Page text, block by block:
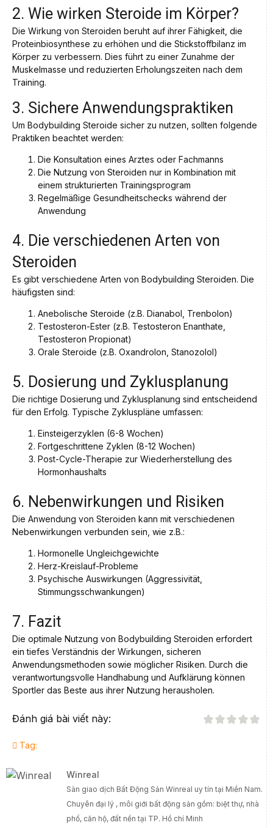
2. Wie wirken Steroide im Körper?
Die Wirkung von Steroiden beruht auf ihrer Fähigkeit, die
Proteinbiosynthese zu erhöhen und die Stickstoffbilanz im
Körper zu verbessern. Dies führt zu einer Zunahme der
Muskelmasse und reduzierten Erholungszeiten nach dem
Training.
3. Sichere Anwendungspraktiken
Um Bodybuilding Steroide sicher zu nutzen, sollten folgende
Praktiken beachtet werden:
Die Konsultation eines Arztes oder Fachmanns
Die Nutzung von Steroiden nur in Kombination mit
einem strukturierten Trainingsprogram
Regelmäßige Gesundheitschecks während der
Anwendung
4. Die verschiedenen Arten von
Steroiden
Es gibt verschiedene Arten von Bodybuilding Steroiden. Die
häufigsten sind:
Anebolische Steroide (z.B. Dianabol, Trenbolon)
Testosteron-Ester (z.B. Testosteron Enanthate,
Testosteron Propionat)
Orale Steroide (z.B. Oxandrolon, Stanozolol)
5. Dosierung und Zyklusplanung
Die richtige Dosierung und Zyklusplanung sind entscheidend
für den Erfolg. Typische Zykluspläne umfassen:
Einsteigerzyklen (6-8 Wochen)
Fortgeschrittene Zyklen (8-12 Wochen)
Post-Cycle-Therapie zur Wiederherstellung des
Hormonhaushalts
6. Nebenwirkungen und Risiken
Die Anwendung von Steroiden kann mit verschiedenen
Nebenwirkungen verbunden sein, wie z.B.:
Hormonelle Ungleichgewichte
Herz-Kreislauf-Probleme
Psychische Auswirkungen (Aggressivität,
Stimmungsschwankungen)
7. Fazit
Die optimale Nutzung von Bodybuilding Steroiden erfordert
ein tiefes Verständnis der Wirkungen, sicheren
Anwendungsmethoden sowie möglicher Risiken. Durch die
verantwortungsvolle Handhabung und Aufklärung können
Sportler das Beste aus ihrer Nutzung herausholen.
Đánh giá bài viết này:
Tag:
Winreal
Sàn giao dịch Bất Động Sản Winreal uy tín tại Miền Nam.
Chuyên đại lý , môi giới bất động sản gồm: biệt thự, nhà
phố, căn hộ, đất nền tại TP. Hồ chí Minh